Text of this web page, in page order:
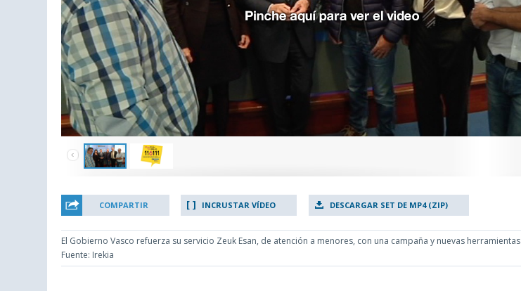
COMPARTIR INCRUSTAR VÍDEO DESCARGAR SET DE MP4 (ZIP)
El Gobierno Vasco refuerza su servicio Zeuk Esan, de atención a menores, con una campaña y nuevas herramientas
Fuente: Irekia